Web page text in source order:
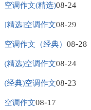
空调作文(精选)08-24
[精选]空调作文08-29
空调作文（经典） 08-28
(精选)空调作文08-24
(经典)空调作文08-23
空调作文08-17